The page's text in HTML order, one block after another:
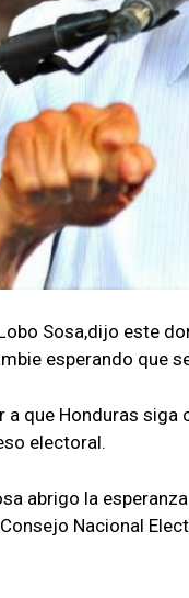
Sosa,dijo este
esperando que
a que Honduras
electoral.
abrigo la
Nacional